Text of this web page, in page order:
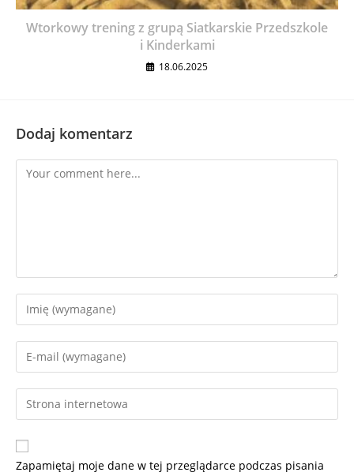
Wtorkowy trening z grupą Siatkarskie Przedszkole
i Kinderkami
18.06.2025
Dodaj komentarz
Zapamiętaj moje dane w tej przeglądarce podczas pisania